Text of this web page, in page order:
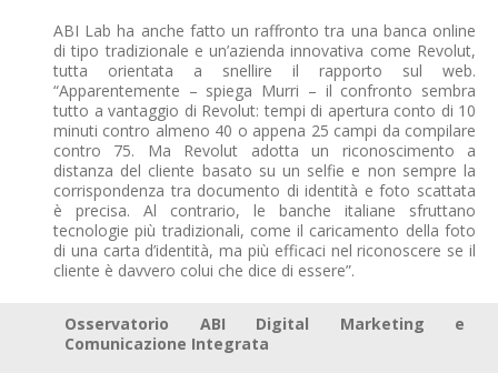
ABI Lab ha anche fatto un raffronto tra una banca online
di tipo tradizionale e un’azienda innovativa come Revolut,
tutta orientata a snellire il rapporto sul web.
“Apparentemente – spiega Murri – il confronto sembra
tutto a vantaggio di Revolut: tempi di apertura conto di 10
minuti contro almeno 40 o appena 25 campi da compilare
contro 75. Ma Revolut adotta un riconoscimento a
distanza del cliente basato su un selfie e non sempre la
corrispondenza tra documento di identità e foto scattata
è precisa. Al contrario, le banche italiane sfruttano
tecnologie più tradizionali, come il caricamento della foto
di una carta d’identità, ma più efficaci nel riconoscere se il
cliente è davvero colui che dice di essere”.
Osservatorio ABI Digital Marketing e
Comunicazione Integrata